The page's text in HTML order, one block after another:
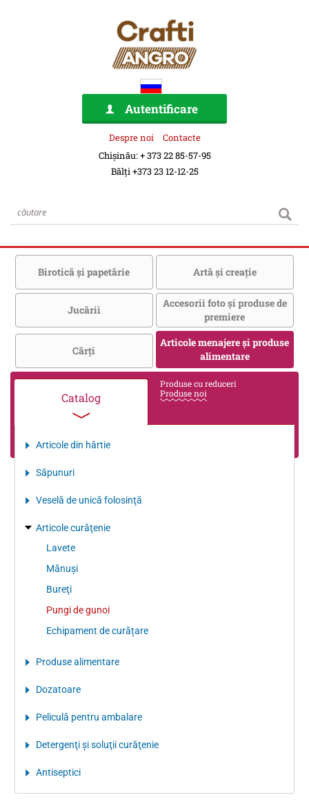
Autentificare
Despre noi
Contacte
Chișinău: + 373 22 85-57-95
Bălți +373 23 12-12-25
Birotică şi papetărie Artă şi creaţie
Jucării
Accesorii foto şi produse de
premiere
Cărţi
Articole menajere și produse
alimentare
Catalog
Produse cu reduceri
Produse noi
Articole din hârtie
Săpunuri
Veselă de unică folosinţă
Articole curăţenie
Lavete
Mănuşi
Bureţi
Pungi de gunoi
Echipament de curățare
Produse alimentare
Dozatoare
Peliculă pentru ambalare
Detergenţi şi soluţii curăţenie
Antiseptici